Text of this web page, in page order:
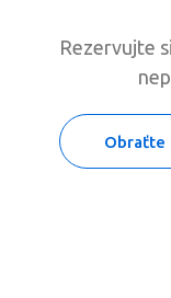
Rezervujte
Obraťte